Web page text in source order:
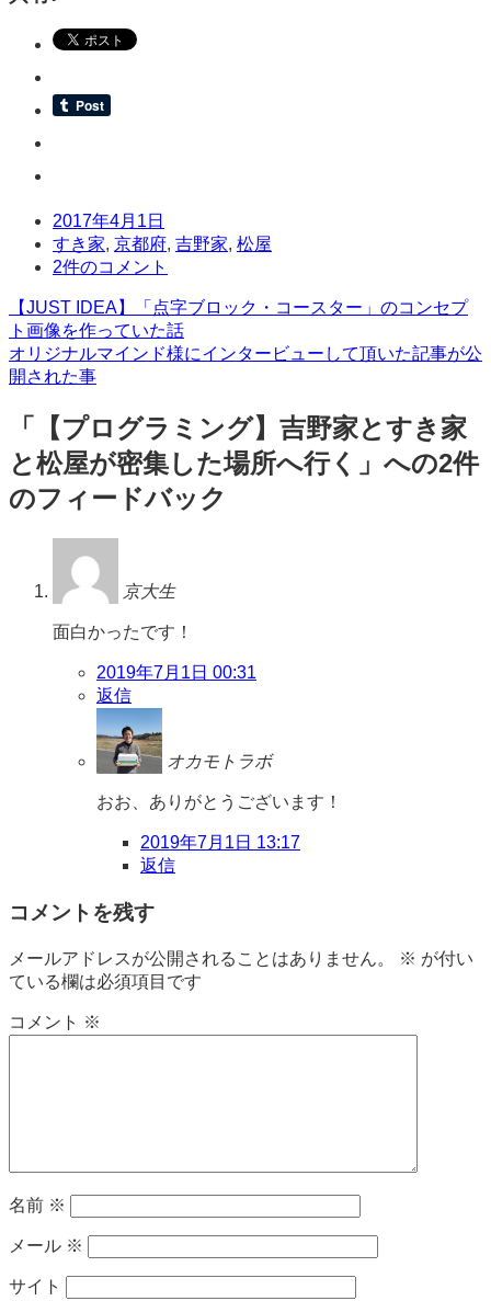
日
時
2017年4月1日
タ
グ
すき家, 京都府, 吉野家, 松屋
コ
ン
ト
2件のコメント
投
稿
ナ
ビ
ゲ
ー
【JUST IDEA】「点字ブロック・コースター」のコンセプ
ト画像を作っていた話
オリジナルマインド様にインタービューして頂いた記事が公
開された事
「
【プログラミング】吉野家とすき家
と松屋が密集した場所へ行く 」への2件
のフィードバック
京大生
面白かったです！
2019年7月1日 00:31
返信
オカモトラボ
おお、ありがとうございます！
2019年7月1日 13:17
返信
コメントを残す
メールアドレスが公開されることはありません。 ※ が付い
ている欄は必須項目です
コメント ※
名前 ※
メール ※
サイト